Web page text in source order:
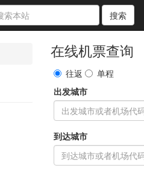
搜索
在线机票查询
往返
单程
出发城市
到达城市